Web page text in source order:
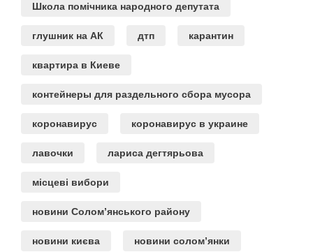
Школа помічника народного депутата
глушник на АК дтп карантин
квартира в Киеве
контейнеры для раздельного сбора мусора
коронавирус коронавирус в украине
лавочки лариса дегтярьова
місцеві вибори
новини Солом’янського району
новини києва новини солом’янки